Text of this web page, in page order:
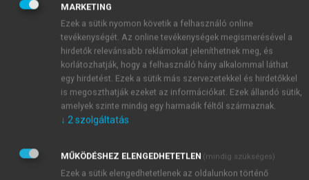
szabályozása révén. Az összes mechanizmus
részletes bemutatása messze meghaladja e jegyzet
kereteit. Ezek vázlatos felsorolása, logikus
csoportosításban, önmagában is jelzi, hogy milyen
sokrétű, bonyolult, térben és időben elosztott
kölcsönhatásokkal működnek.
MARKETING
Ezek a sütik nyomon követik a felhasználó online
tevékenységét. Az online tevékenységek megismerésével a
hirdetők relevánsabb reklámokat jeleníthetnek meg, és
korlátozhatják, hogy a felhasználó hány alkalommal láthat
egy hirdetést. Ezek a sütik más szervezetekkel és hirdetőkkel
is megoszthatják ezeket az információkat. Ezek állandó sütik,
amelyek szinte mindig egy harmadik féltől származnak.
↓ 2 szolgáltatás
MŰKÖDÉSHEZ ELENGEDHETETLEN (mindig szükséges)
Ezek a sütik elengedhetetlenek az oldalunkon történő